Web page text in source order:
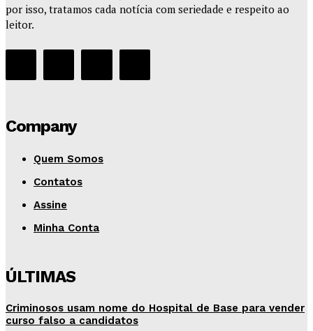
por isso, tratamos cada notícia com seriedade e respeito ao
leitor.
Company
Quem Somos
Contatos
Assine
Minha Conta
ÚLTIMAS
Criminosos usam nome do Hospital de Base para vender
curso falso a candidatos